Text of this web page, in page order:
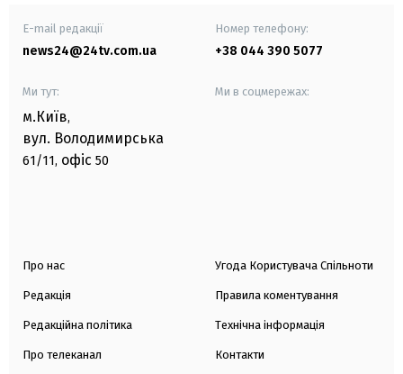
E-mail редакції
news24@24tv.com.ua
Номер телефону:
+38 044 390 5077
Ми тут:
м.Київ,
вул. Володимирська
61/11, офіс 50
Ми в соцмережах:
Про нас
Редакція
Редакційна політика
Про телеканал
Угода Користувача Спільноти
Правила коментування
Технічна інформація
Контакти